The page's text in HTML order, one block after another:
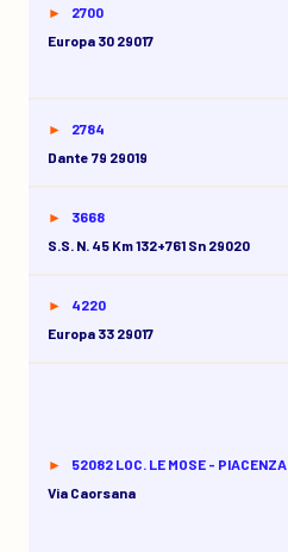
2700
Europa 30 29017
2784
Dante 79 29019
3668
S.s. N. 45 Km 132+761 Sn 29020
4220
Europa 33 29017
52082 LOC. LE MOSE - PIACENZA
Via Caorsana